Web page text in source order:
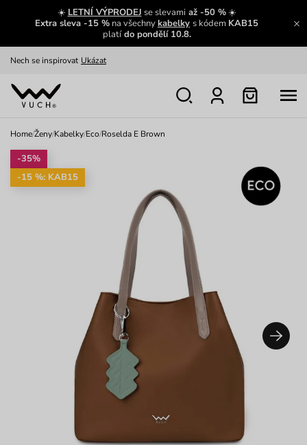
☀️ LETNÍ VÝPRODEJ se slevamiaž -50 %☀️
Extra sleva -15 % na všechnykabelky s kódem KAB15
platído pondělí 10.8.
Výměna a vrácení zdarma Zobrazit
Prohlédnout
Nech se inspirovat Ukázat
Home/Ženy/Kabelky/Eco/Roselda E Brown
-35%
-15 %: KAB15